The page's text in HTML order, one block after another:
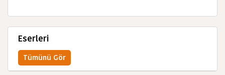
Eserleri
Tümünü Gör